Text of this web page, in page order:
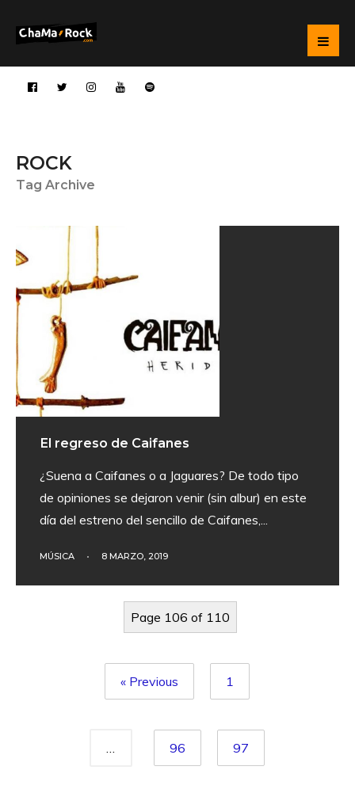
ROCK
Tag Archive
El regreso de Caifanes
¿Suena a Caifanes o a Jaguares? De todo tipo
de opiniones se dejaron venir (sin albur) en este
día del estreno del sencillo de Caifanes,...
MÚSICA • 8 MARZO, 2019
Page 106 of 110
« Previous 1
96 97